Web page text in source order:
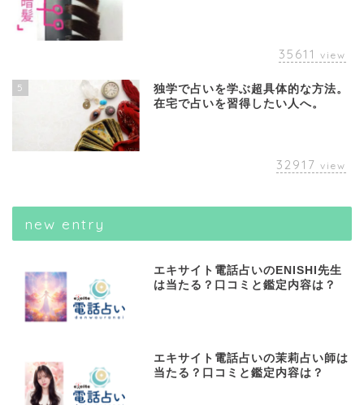
35611 view
5
独学で占いを学ぶ超具体的な方法。
在宅で占いを習得したい人へ。
32917 view
new entry
エキサイト電話占いのENISHI先生
は当たる？口コミと鑑定内容は？
エキサイト電話占いの茉莉占い師は
当たる？口コミと鑑定内容は？